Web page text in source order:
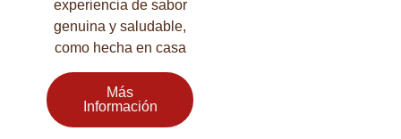
experiencia de sabor
genuina y saludable,
como hecha en casa
Más
Información